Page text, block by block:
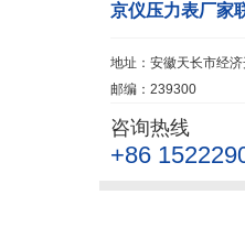
京仪压力表厂家
地址：安徽天长市经
邮编：239300
咨询热线
+86